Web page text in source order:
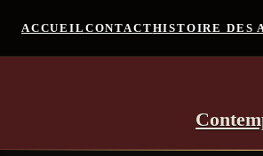
ACCUEIL CONTACTHISTOIRE DES